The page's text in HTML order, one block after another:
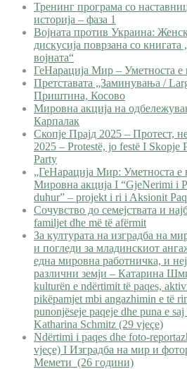
Тренинг програма со
историја – фаза 1
Војната против Украина:
дискусија поврзана со книгата
војната“
ГеНарација Мир – Уметноста е
Претставата „Заминувања /
Приштина, Косово
Мировна акција на
Карпалак
Скопје Прајд 2025 – Протест,
2025 – Protestë, jo festë I Skopje
Party
„ГеНарација Мир: Уметноста е
Мировна акција I “GjeNerimi i
duhur” – projekt i ri i Aksionit
Сочувство до семејствата и
familjet dhe më të afërmit
За културата на изградба на
и погледи за младинскиот
една мировна работничка, и
различни земји – Катарина
kulturën e ndërtimit të paqes,
pikëpamjet mbi angazhimin e të
punonjëseje paqeje dhe puna e
Katharina Schmitz (29 vjeçe)
Ndërtimi i paqes dhe foto-
vjeçe) I Изградба на мир и
Мемети (26 години)